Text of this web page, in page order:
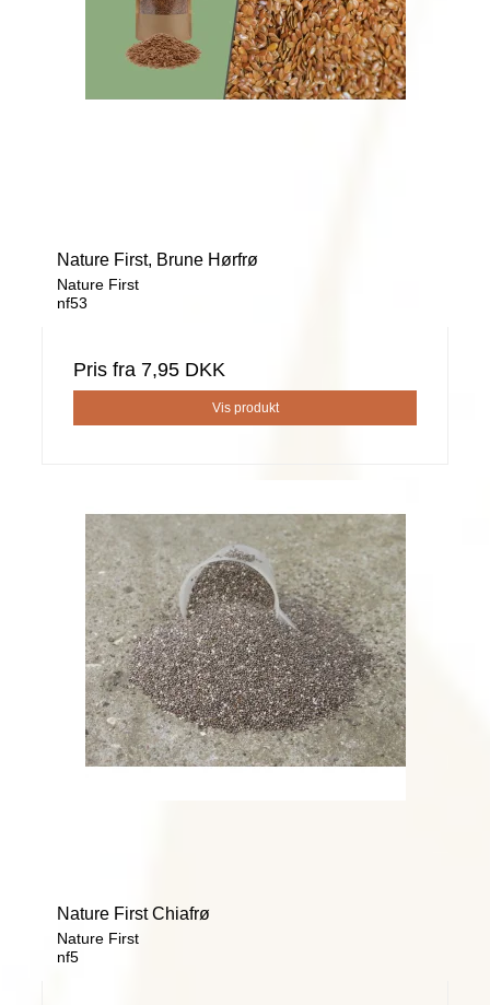
Nature First, Brune Hørfrø
Nature First
nf53
Pris fra 7,95 DKK
Vis produkt
Nature First Chiafrø
Nature First
nf5